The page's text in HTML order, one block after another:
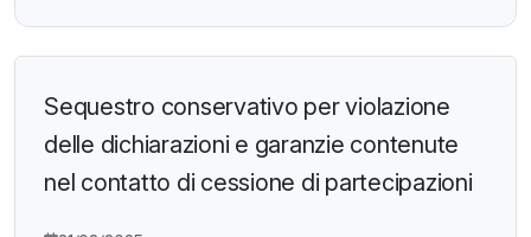
Sequestro conservativo per violazione
delle dichiarazioni e garanzie contenute
nel contatto di cessione di partecipazioni